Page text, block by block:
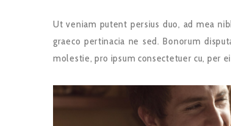
Ut veniam putent persius duo, ad mea
graeco pertinacia ne sed. Bonorum
molestie, pro ipsum consectetuer cu, per